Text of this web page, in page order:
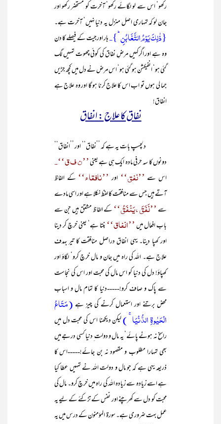
رکھو‘ اس سے لو لگائے رکھو‘ آخرت کو مستحضر رکھو اور
جان لو کہ تمہاری اصل منزل یہ دنیا نہیں‘ آخرت ہے۔
{ذٰلِکَ یَوۡمُ التَّغَابُنِ ؕ}۔ہار اورجیت کے فیصلے کا دن
وہ ہے اور اگرکہیں مرضِ نفاق کی کوئی چھوت تمہیں لگ
گئی ہو‘ انفیکشن ہو گئی ہو‘ اس مرض نے دل میں کچھ جڑیں
جما لی ہوں تو اب اس کا علاج کرنا ہو گا اور وہ علاج ہے
انفاق!
نفاق کا علاج : انفاق
دلچسپ بات یہ ہے کہ ’’نفاق‘‘ اور ’’انفاق‘‘
دونوں کا سہ حرفی مادہ ایک ہی ہے یعنی’’ن ف ق‘‘۔
اس سے ’’نفق‘‘ اور ’’نافقاء‘‘ کے الفاظ
آتے ہیں جس سے منافقت کا لفظ نکلا ہے اور اسی مادے
سے’’نَفَقَ ، یَنْفَقُ‘‘کے الفاظ مشتق ہیں جن سے
باب افعال میں’’انفاق‘‘بنتا ہے‘ یعنی خرچ کر دینا
اور کھپا دینا۔ یہی انفاق دراصل منافقت کا تیر بہدف
علاج ہے۔ اللہ کی راہ میں جان و مال خرچ کرو‘ لگاؤ اور
کھپاؤ! دل کی دنیا کو اس مال کی محبت اور اس کی نجاست
سے پاک و صاف کرو!-----دنیا کا تمام مال و اسباب
محض برتنے اور استعمال کرنے کی چیز ہے(مَتَاعُ
الۡحَیٰوۃِ الدُّنۡیَا ۚ )لیکن دیکھنا اس کی محبت دل میں
راسخ نہ ہونے پائے‘ یہ مال و دولت ِ دنیا کسی درجے میں
بھی تمہارا مطلوب و مقصود نہ بن جائے!-----اس کا
ذریعہ یہی ہے کہ جو مال و دولت اللہ نے تمہیں عطا کیا
ہے اسے زیادہ سے زیادہ اللہ کی راہ میں خرچ کرو۔ مال کی
محبت کو دل سے کھرچنے اور نفس کے تزکئے کے لیے یہ
عمل بہت ضروری ہے۔ سورۃ المؤمنون کے درس میں یہ